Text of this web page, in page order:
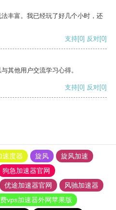
丰富。我已经玩了好几个小时，还
支持[0] 反对[0]
其他用户交流学习心得。
支持[0] 反对[0]
速度器 旋风
旋风加速
狗急加速器官网
优途加速器官网
风驰加速器
vps加速器外网苹果版